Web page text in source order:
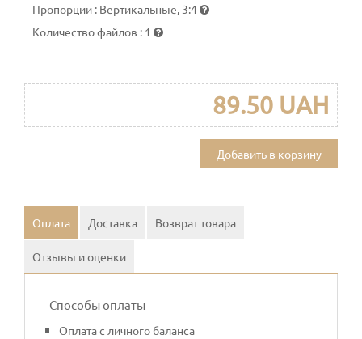
Пропорции : Вертикальные, 3:4
Количество файлов : 1
89.50 UAH
Добавить в корзину
Оплата Доставка Возврат товара
Отзывы и оценки
Способы оплаты
Оплата с личного баланса